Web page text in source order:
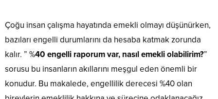
Çoğu insan çalışma hayatında emekli olmayı düşünürken,
bazıları engelli durumlarını da hesaba katmak zorunda
kalır. ” %40 engelli raporum var, nasıl emekli olabilirim?”
sorusu bu insanların akıllarını meşgul eden önemli bir
konudur. Bu makalede, engellilik derecesi %40 olan